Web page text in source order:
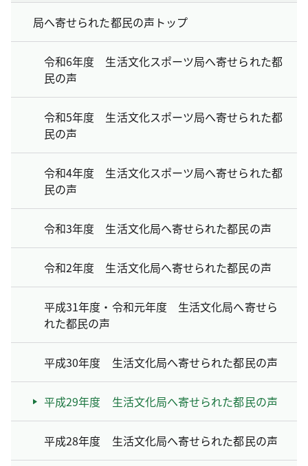
局へ寄せられた都民の声トップ
令和6年度 生活文化スポーツ局へ寄せられた都
民の声
令和5年度 生活文化スポーツ局へ寄せられた都
民の声
令和4年度 生活文化スポーツ局へ寄せられた都
民の声
令和3年度 生活文化局へ寄せられた都民の声
令和2年度 生活文化局へ寄せられた都民の声
平成31年度・令和元年度 生活文化局へ寄せら
れた都民の声
平成30年度 生活文化局へ寄せられた都民の声
平成29年度 生活文化局へ寄せられた都民の声
平成28年度 生活文化局へ寄せられた都民の声